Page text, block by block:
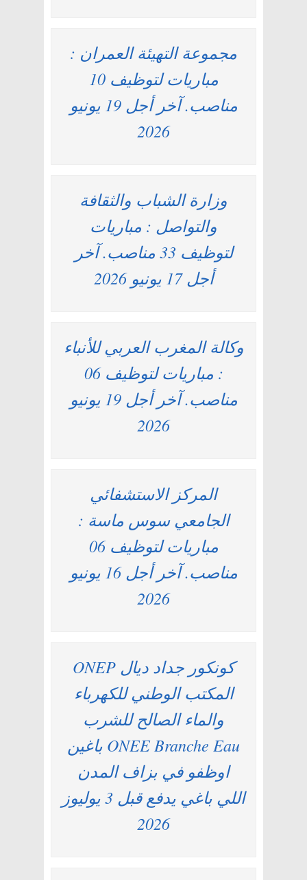
مجموعة التهيئة العمران :
مباريات لتوظيف 10
مناصب. آخر أجل 19 يونيو
2026
وزارة الشباب والثقافة
والتواصل : مباريات
لتوظيف 33 مناصب. آخر
أجل 17 يونيو 2026
وكالة المغرب العربي للأنباء
: مباريات لتوظيف 06
مناصب. آخر أجل 19 يونيو
2026
المركز الاستشفائي
الجامعي سوس ماسة :
مباريات لتوظيف 06
مناصب. آخر أجل 16 يونيو
2026
كونكور جداد ديال ONEP
المكتب الوطني للكهرباء
والماء الصالح للشرب
ONEE Branche Eau باغين
اوظفو في بزاف المدن
اللي باغي يدفع قبل 3 يوليوز
2026